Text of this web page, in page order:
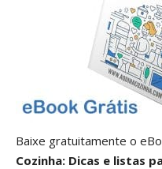
Baixe gratuitamente o
Cozinha: Dicas e listas